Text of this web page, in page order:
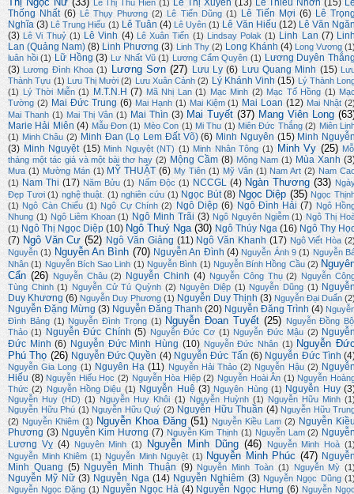
Lê Thị Thu Hiền (1) Lê Thị Xuyên (13) Lê Thiếu Nhơn (15)
Thống Nhất (6) Lê Thụy Phương (2) Lê Tiến Dũng (1) Lê Tiến Mợi (6) Lê
Nghĩa (3) Lê Trung Hiếu (1) Lê Tuân (4) Lê Uyên (1) Lê Văn Hiếu (12) Lê Văn
(3) Lê Vi Thuỷ (1) Lê Vinh (4) Lê Xuân Tiến (1) Lindsay Polak (1) Linh Lan (7)
Lan (Quảng Nam) (8) Linh Phương (3) Linh Thy (2) Long Khánh (4) Long Vương
luân hồi (1) Lữ Hồng (3) Lư Nhất Vũ (1) Lương Cẩm Quyên (1) Lương Duyên
(3) Lương Đình Khoa (1) Lương Sơn (27) Lưu Ly (6) Lưu Quang Minh (15)
Thành Tựu (1) Lưu Thị Mười (2) Lưu Xuân Cảnh (2) Lý Khánh Vinh (15) Lý Thành
(1)
Lý Thời Miễn (1) M.T.N.H (7) Mã Nhị Lan (1) Mạc Minh (2) Mạc Tố Hồng (1)
Tường (2) Mai Đức Trung (6) Mai Hạnh (1) Mai Kiệm (1) Mai Loan (12) Mai Nhật
Mai Thanh (1) Mai Thị Vân (1) Mai Thìn (3) Mai Tuyết (37) Mang Viên Long
Marie Hải Miên (4) Mẫu Đơn (1) Mèo Con (1) Mi Thu (1) Miên Đức Thắng (2) Miên
(1) Minh Châu (2) Minh Đan (Lọ Lem Đất Võ) (6) Minh Nguyên (15) Minh
(3) Minh Nguyệt (15) Minh Nguyệt (NT) (1) Minh Nhân Tông (1) Minh Vy (25)
tháng một tác giả và một bài thơ hay (2) Mộng Cầm (8) Mộng Nam (1) Mùa Xanh
Mưa (1) Mường Mán (1) MỸ THUẬT (6) My Tiên (1) Mỹ Vân (1) Nam Art (2) Nam
(1) Nam Thi (17) Năm Bửu (1) Nấm Độc (1) NCCGL (4) Ngàn Thương (33)
Đẹp Tươi (1) nghệ thuật. (1) nghiên cứu (1) Ngọc Bút (8) Ngọc Diệp (35) Ngọc
(1) Ngô Càn Chiểu (1) Ngô Cự Chính (2) Ngô Diệp (6) Ngô Đình Hải (7) Ngô
Nhung (1) Ngô Liêm Khoan (1) Ngô Minh Trãi (3) Ngô Nguyên Ngiễm (1) Ngô Thị
(1) Ngô Thị Ngọc Diệp (10) Ngô Thuý Nga (30) Ngô Thúy Nga (16) Ngô Thy
(7) Ngô Văn Cư (52) Ngô Văn Giảng (11) Ngô Văn Khanh (17) Ngô Viết Hòa
Nguyễn (1) Nguyễn An Bình (70) Nguyễn An Đình (4) Nguyễn Ánh 9 (1) Nguyễn
Nhân (1) Nguyễn Bích Sao Linh (1) Nguyễn Bình (1) Nguyễn Bính Hồng Cầu (2)
Cẩn (26) Nguyễn Châu (2) Nguyễn Chinh (4) Nguyễn Công Thụ (2) Nguyễn
Tùng Chinh (1) Nguyễn Cử Tú Quỳnh (2) Nguyên Diệp (1) Nguyễn Dũng (1)
Duy Khương (6) Nguyễn Duy Phương (1) Nguyễn Duy Thịnh (3) Nguyễn Đại Duẩn
Nguyễn Đặng Mừng (3) Nguyễn Đăng Thanh (20) Nguyễn Đăng Trình (4)
Đình Bảng (1) Nguyễn Đình Trọng (1) Nguyễn Đoan Tuyết (25)
Nguyễn Đồng
Thảo (1) Nguyễn Đức Chính (5) Nguyễn Đức Cơ (1) Nguyễn Đức Mậu (2)
Đức Minh (6) Nguyễn Đức Minh Hùng (10) Nguyễn Đức Nhân (1) Nguyễn
Phú Thọ (26) Nguyễn Đức Quyền (4) Nguyễn Đức Tấn (6) Nguyễn Đức Tình
Nguyễn Gia Long (1) Nguyên Hạ (11) Nguyễn Hải Thảo (2) Nguyễn Hậu (2)
Hiếu (8) Nguyễn Hiếu Học (2) Nguyễn Hòa Hiệp (2) Nguyễn Hoài Ân (1) Nguyễn
Thức (2) Nguyễn Hồng Diệu (1) Nguyễn Huệ (3) Nguyên Hùng (1) Nguyễn Huy
Nguyễn Huy (HD) (1) Nguyễn Huy Khôi (1) Nguyễn Huỳnh (1) Nguyễn Hữu Minh
Nguyễn Hữu Phú (1) Nguyễn Hữu Quý (2) Nguyễn Hữu Thuần (4) Nguyễn Hữu
(2) Nguyễn Khiêm (1) Nguyễn Khoa Đăng (51) Nguyễn Kiều Lam (2) Nguyễn
Phương (3) Nguyễn Kim Hương (7) Nguyễn Kim Thịnh (1) Nguyễn Lam (2)
Lương Vỵ (4) Nguyên Minh (1) Nguyễn Minh Dũng (46) Nguyễn Minh Hoà
Nguyễn Minh Khiêm (1) Nguyễn Minh Nguyệt (1) Nguyễn Minh Phúc (47)
Minh Quang (5) Nguyễn Minh Thuận (9) Nguyễn Minh Toàn (1) Nguyễn Mỳ
Nguyễn Mỹ Nữ (3) Nguyễn Nga (14) Nguyễn Nghiêm (3) Nguyễn Ngọc Dũng
Nguyễn Ngọc Đặng (1) Nguyễn Ngọc Hà (4) Nguyễn Ngọc Hưng (6) Nguyễn